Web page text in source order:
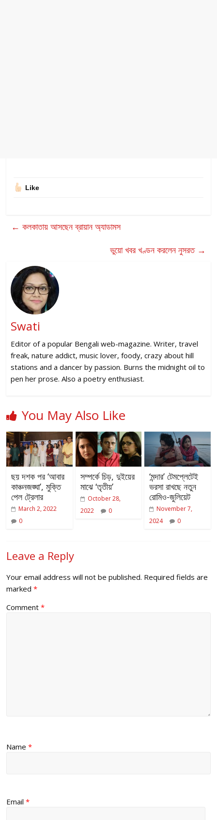
Like
← কলকাতায় আসছেন ব্রায়ান অ্যাডামস
ভুয়ো খবর খণ্ডন করলেন নুসরত →
Swati
Editor of a popular Bengali web-magazine. Writer, travel
freak, nature addict, music lover, foody, crazy about hill
stations and a dancer by passion. Burns the midnight oil to
pen her prose. Also a poetry enthusiast.
You May Also Like
ছয় দশক পর ‘আবার
কাঞ্চনজঙ্ঘা’, মুক্তি
পেল ট্রেলার
March 2, 2022
0
সম্পর্কে চিড়, দুইয়ের
মাঝে ‘তৃতীয়’
October 28,
2022
0
‘মন্দার’ টেমপ্লেটেই
ভরসা রাখছে নতুন
রোমিও-জুলিয়েট
November 7,
2024
0
Leave a Reply
Your email address will not be published. Required fields are
marked*
Comment*
Name*
Email*